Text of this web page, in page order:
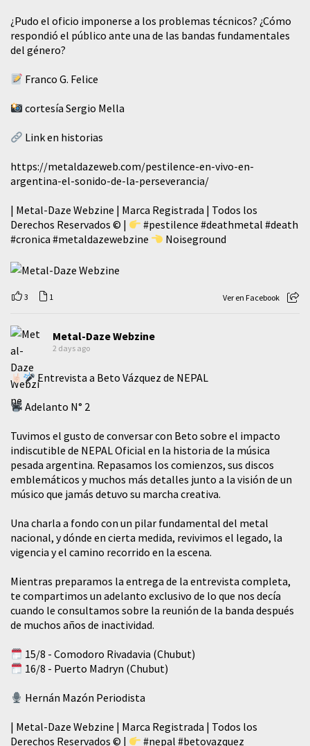
¿Pudo el oficio imponerse a los problemas técnicos? ¿Cómo
respondió el público ante una de las bandas fundamentales
del género?
Franco G. Felice
cortesía Sergio Mella
Link en historias
https://metaldazeweb.com/pestilence-en-vivo-en-
argentina-el-sonido-de-la-perseverancia/
| Metal-Daze Webzine | Marca Registrada | Todos los
Derechos Reservados © |
#pestilence #deathmetal #death
#cronica #metaldazewebzine Noiseground
3 1 Ver en Facebook
Metal-Daze Webzine
2 days ago
Entrevista a Beto Vázquez de NEPAL
Adelanto N° 2
Tuvimos el gusto de conversar con Beto sobre el impacto
indiscutible de NEPAL Oficial en la historia de la música
pesada argentina. Repasamos los comienzos, sus discos
emblemáticos y muchos más detalles junto a la visión de un
músico que jamás detuvo su marcha creativa.
​Una charla a fondo con un pilar fundamental del metal
nacional, y dónde en cierta medida, revivimos el legado, la
vigencia y el camino recorrido en la escena.
Mientras preparamos la entrega de la entrevista completa,
te compartimos un adelanto exclusivo de lo que nos decía
cuando le consultamos sobre la reunión de la banda después
de muchos años de inactividad.
15/8 - Comodoro Rivadavia (Chubut)
16/8 - Puerto Madryn (Chubut)
Hernán Mazón Periodista
| Metal-Daze Webzine | Marca Registrada | Todos los
Derechos Reservados © |
#nepal #betovazquez